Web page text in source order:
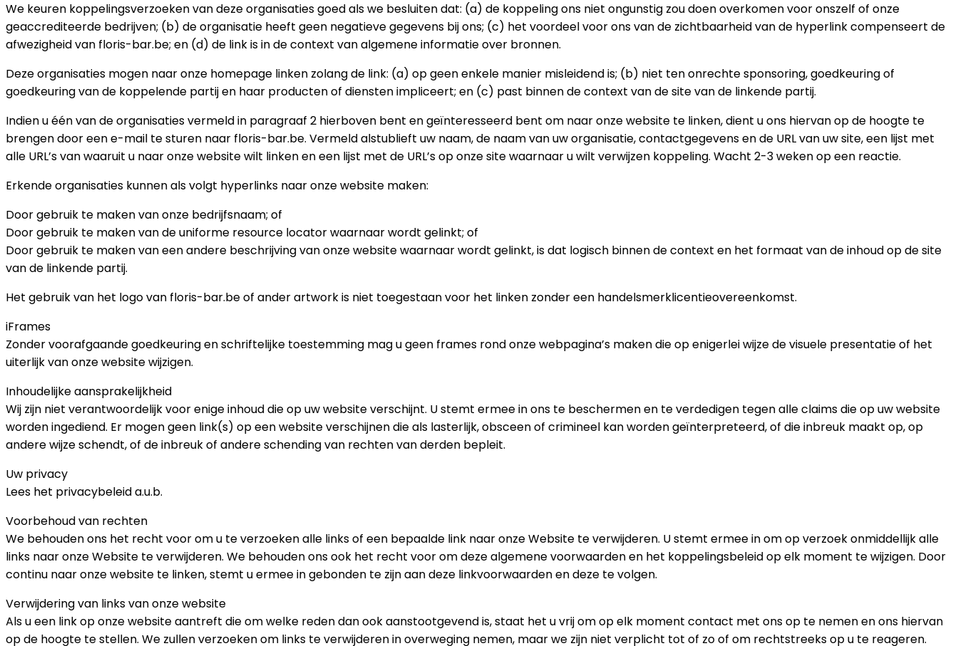
We keuren koppelingsverzoeken van deze organisaties goed als we besluiten dat: (a) de koppeling ons niet ongunstig zou doen overkomen voor onszelf of onze
geaccrediteerde bedrijven; (b) de organisatie heeft geen negatieve gegevens bij ons; (c) het voordeel voor ons van de zichtbaarheid van de hyperlink compenseert de
afwezigheid van floris-bar.be; en (d) de link is in de context van algemene informatie over bronnen.
Deze organisaties mogen naar onze homepage linken zolang de link: (a) op geen enkele manier misleidend is; (b) niet ten onrechte sponsoring, goedkeuring of
goedkeuring van de koppelende partij en haar producten of diensten impliceert; en (c) past binnen de context van de site van de linkende partij.
Indien u één van de organisaties vermeld in paragraaf 2 hierboven bent en geïnteresseerd bent om naar onze website te linken, dient u ons hiervan op de hoogte te
brengen door een e-mail te sturen naar floris-bar.be. Vermeld alstublieft uw naam, de naam van uw organisatie, contactgegevens en de URL van uw site, een lijst met
alle URL’s van waaruit u naar onze website wilt linken en een lijst met de URL’s op onze site waarnaar u wilt verwijzen koppeling. Wacht 2-3 weken op een reactie.
Erkende organisaties kunnen als volgt hyperlinks naar onze website maken:
Door gebruik te maken van onze bedrijfsnaam; of
Door gebruik te maken van de uniforme resource locator waarnaar wordt gelinkt; of
Door gebruik te maken van een andere beschrijving van onze website waarnaar wordt gelinkt, is dat logisch binnen de context en het formaat van de inhoud op de site
van de linkende partij.
Het gebruik van het logo van floris-bar.be of ander artwork is niet toegestaan ​​voor het linken zonder een handelsmerklicentieovereenkomst.
iFrames
Zonder voorafgaande goedkeuring en schriftelijke toestemming mag u geen frames rond onze webpagina’s maken die op enigerlei wijze de visuele presentatie of het
uiterlijk van onze website wijzigen.
Inhoudelijke aansprakelijkheid
Wij zijn niet verantwoordelijk voor enige inhoud die op uw website verschijnt. U stemt ermee in ons te beschermen en te verdedigen tegen alle claims die op uw website
worden ingediend. Er mogen geen link(s) op een website verschijnen die als lasterlijk, obsceen of crimineel kan worden geïnterpreteerd, of die inbreuk maakt op, op
andere wijze schendt, of de inbreuk of andere schending van rechten van derden bepleit.
Uw privacy
Lees het privacybeleid a.u.b.
Voorbehoud van rechten
We behouden ons het recht voor om u te verzoeken alle links of een bepaalde link naar onze Website te verwijderen. U stemt ermee in om op verzoek onmiddellijk alle
links naar onze Website te verwijderen. We behouden ons ook het recht voor om deze algemene voorwaarden en het koppelingsbeleid op elk moment te wijzigen. Door
continu naar onze website te linken, stemt u ermee in gebonden te zijn aan deze linkvoorwaarden en deze te volgen.
Verwijdering van links van onze website
Als u een link op onze website aantreft die om welke reden dan ook aanstootgevend is, staat het u vrij om op elk moment contact met ons op te nemen en ons hiervan
op de hoogte te stellen. We zullen verzoeken om links te verwijderen in overweging nemen, maar we zijn niet verplicht tot of zo of om rechtstreeks op u te reageren.